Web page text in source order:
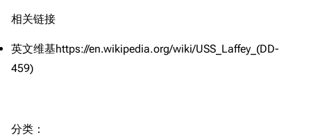
区
苍青幻影wiki（只
读）
Secret Projects论
Naval
相关链接
英文维基https://en.wikipedia.org/wiki/USS_Laffey_(DD-
459)
台词
原型简介
舰船设计
分类 ：​